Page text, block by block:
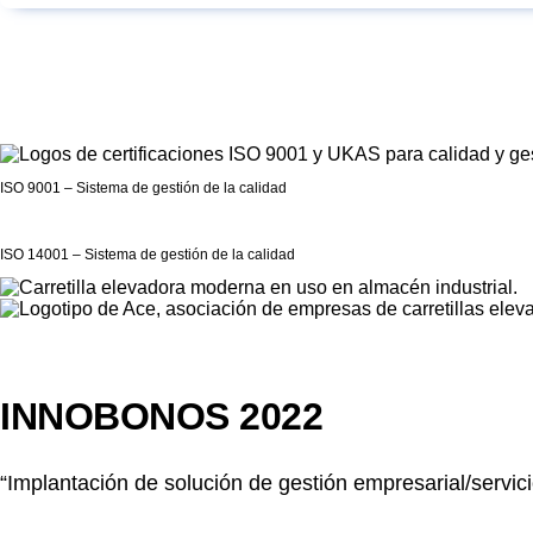
ISO 9001 – Sistema de gestión de la calidad
ISO 14001 – Sistema de gestión de la calidad
INNOBONOS 2022
“Implantación de solución de gestión empresarial/